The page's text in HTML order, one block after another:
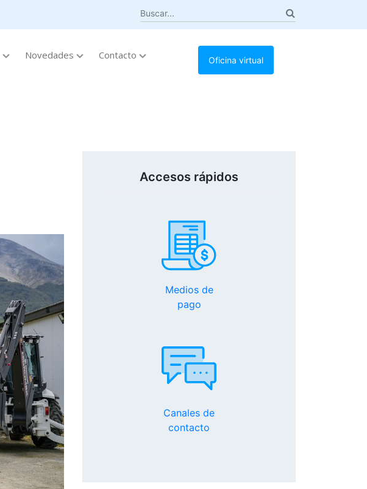
Novedades Contacto Oficina virtual
Accesos rápidos
Medios de
pago
Canales de
contacto